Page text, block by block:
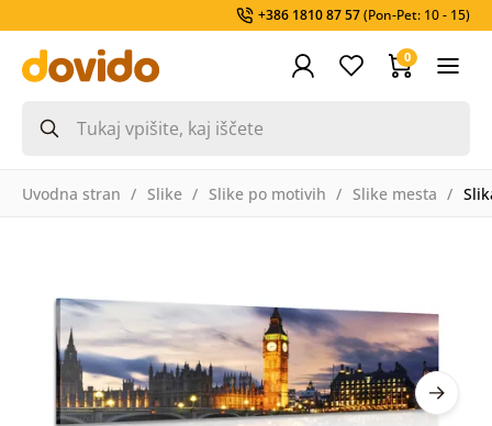
+386 1810 87 57(Pon-Pet: 10 - 15)
0
Uvodna stran Slike Slike po motivih Slike mesta